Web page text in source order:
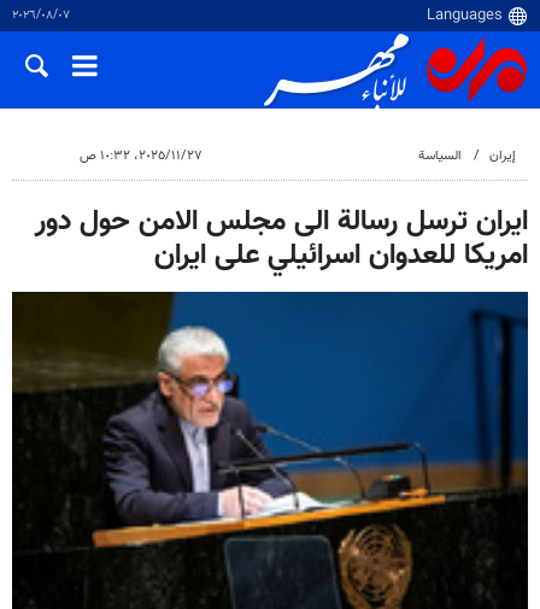
٠٧‏/٠٨‏/٢٠٢٦
إيران السياسة ٢٧‏/١١‏/٢٠٢٥، ١٠:٣٢ ص
ايران ترسل رسالة الى مجلس الامن حول دور
امريكا للعدوان اسرائيلي على ايران